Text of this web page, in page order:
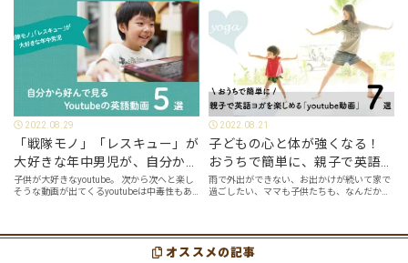
2022.08.29
「戦隊モノ」「レスキュー」が
大好きな年中男児が、自分から
好んで見るyoutube英語動画５
選
子供が大好きなyoutube。 次から次へと楽し
そうな動画が出てくるyoutubeは中毒性もあ
youtubeやゲーム、アプリだ…
2022.08.21
子どもの心と体が強くなる！
おうちで簡単に、親子で英語ヨ
ガを楽しめる「youtube動画」
７選
雨で外出ができない、お出かけが続いて家で
過ごしたい、ママも子供たちも、なんだか疲
スメの「youtube動画」を紹介します…
オススメの記事